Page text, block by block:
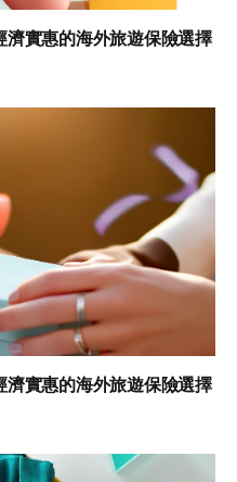
實惠的海外旅遊保險選擇
實惠的海外旅遊保險選擇